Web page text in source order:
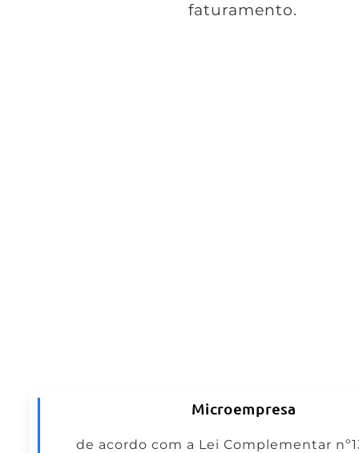
faturamento.
Microempresa
de acordo com a Lei Complementar